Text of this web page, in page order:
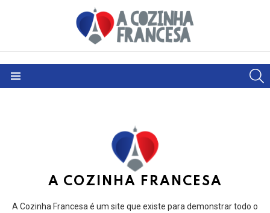
A COZINHA FRANCESA
A Cozinha Francesa é um site que existe para demonstrar todo o